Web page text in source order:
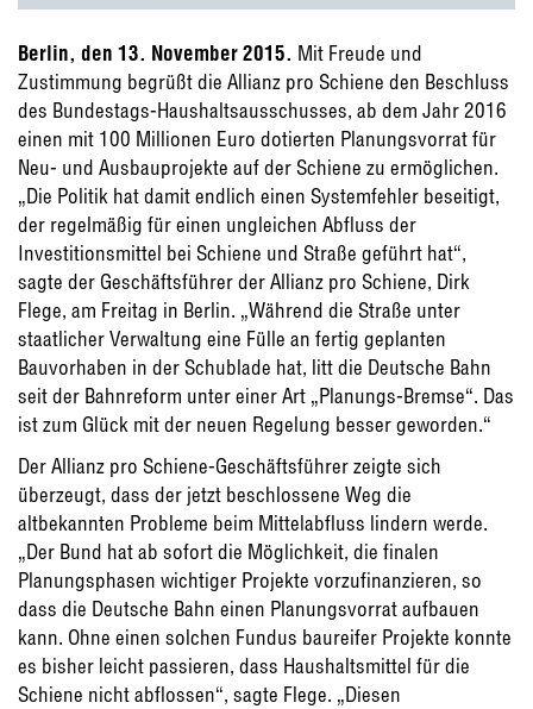
Berlin, den 13. November 2015. Mit Freude und
Zustimmung begrüßt die Allianz pro Schiene den Beschluss
des Bundestags-Haushaltsausschusses, ab dem Jahr 2016
einen mit 100 Millionen Euro dotierten Planungsvorrat für
Neu- und Ausbauprojekte auf der Schiene zu ermöglichen.
„Die Politik hat damit endlich einen Systemfehler beseitigt,
der regelmäßig für einen ungleichen Abfluss der
Investitionsmittel bei Schiene und Straße geführt hat“,
sagte der Geschäftsführer der Allianz pro Schiene, Dirk
Flege, am Freitag in Berlin. „Während die Straße unter
staatlicher Verwaltung eine Fülle an fertig geplanten
Bauvorhaben in der Schublade hat, litt die Deutsche Bahn
seit der Bahnreform unter einer Art „Planungs-Bremse“. Das
ist zum Glück mit der neuen Regelung besser geworden.“
Der Allianz pro Schiene-Geschäftsführer zeigte sich
überzeugt, dass der jetzt beschlossene Weg die
altbekannten Probleme beim Mittelabfluss lindern werde.
„Der Bund hat ab sofort die Möglichkeit, die finalen
Planungsphasen wichtiger Projekte vorzufinanzieren, so
dass die Deutsche Bahn einen Planungsvorrat aufbauen
kann. Ohne einen solchen Fundus baureifer Projekte konnte
es bisher leicht passieren, dass Haushaltsmittel für die
Schiene nicht abflossen“, sagte Flege. „Diesen